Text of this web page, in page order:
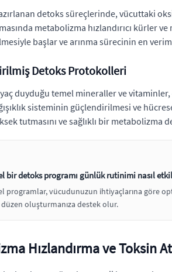
detoks süreçlerinde, vücuttaki
metabolizma hızlandırıcı kürler
başlar ve arınma sürecinin en
Detoks Protokolleri
duyduğu temel mineraller ve
sisteminin güçlendirilmesi ve
tutmasını ve sağlıklı bir metabolizma
bir detoks programı günlük rutinimi nasıl
programlar, vücudunuzun ihtiyaçlarına göre
oluşturmanıza destek olur.
Hızlandırma ve Toksin